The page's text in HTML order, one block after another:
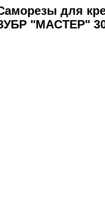
для
"МАСТЕР"